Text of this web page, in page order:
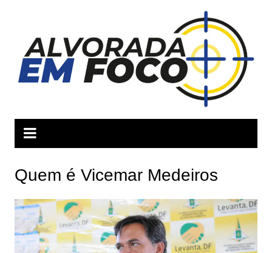
conteúdo
Quem é Vicemar Medeiros